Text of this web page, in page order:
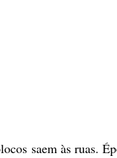
saem às ruas.